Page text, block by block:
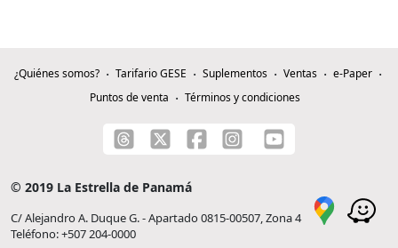
¿Quiénes somos? Tarifario GESE Suplementos Ventas
e-Paper
Puntos de venta
Términos y condiciones
© 2019 La Estrella de Panamá
C/ Alejandro A. Duque G. - Apartado 0815-00507, Zona 4
Teléfono: +507 204-0000